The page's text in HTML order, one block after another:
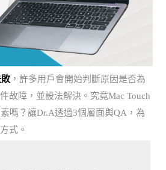
，許多用戶會開始判斷原因是否為
故障，並設法解決。究竟Mac Touch
嗎？讓Dr.A透過3個層面與QA，為
式。